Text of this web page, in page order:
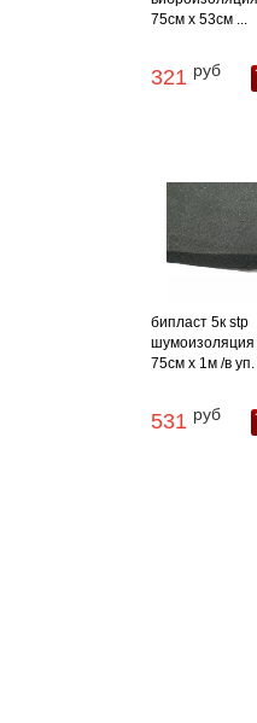
75см х 53см ...
321 руб
бипласт 5к stp
75см х 1м /в уп.
531 руб